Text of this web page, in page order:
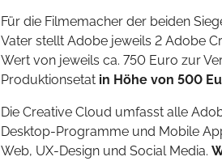
Für die Filmemacher der beiden
Vater stellt Adobe jeweils 2 Adobe
Wert von jeweils ca. 750 Euro zur
Produktionsetat in Höhe von 500
Die Creative Cloud umfasst alle
Desktop-Programme und Mobile
Web, UX-Design und Social Media.